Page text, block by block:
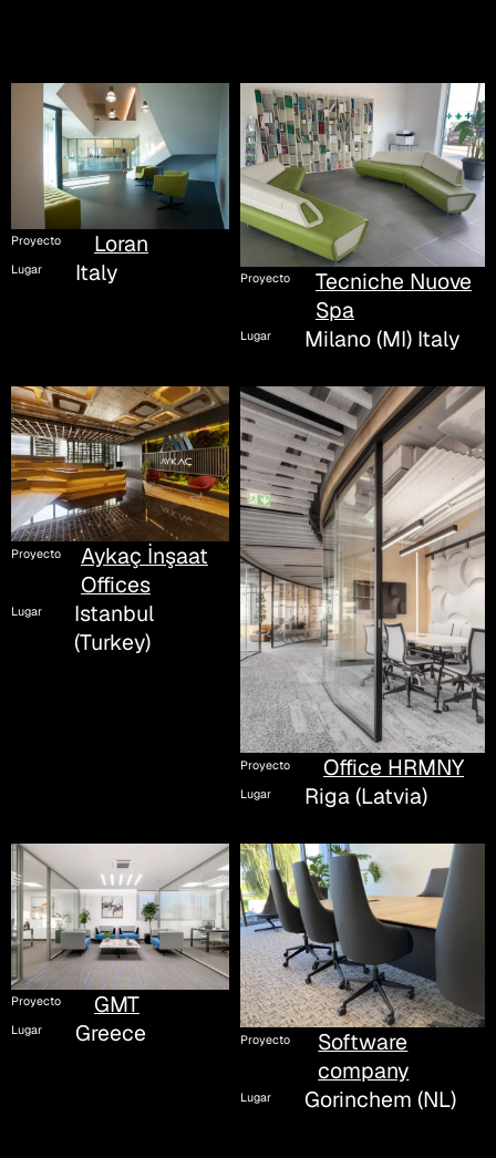
Proyecto Loran
Lugar Italy Proyecto
Tecniche Nuove
Spa
Lugar Milano (MI) Italy
Proyecto
Aykaç İnşaat
Offices
Lugar
Istanbul
(Turkey)
Proyecto Office HRMNY
Lugar Riga (Latvia)
Proyecto GMT
Lugar Greece Proyecto
Software
company
Lugar Gorinchem (NL)